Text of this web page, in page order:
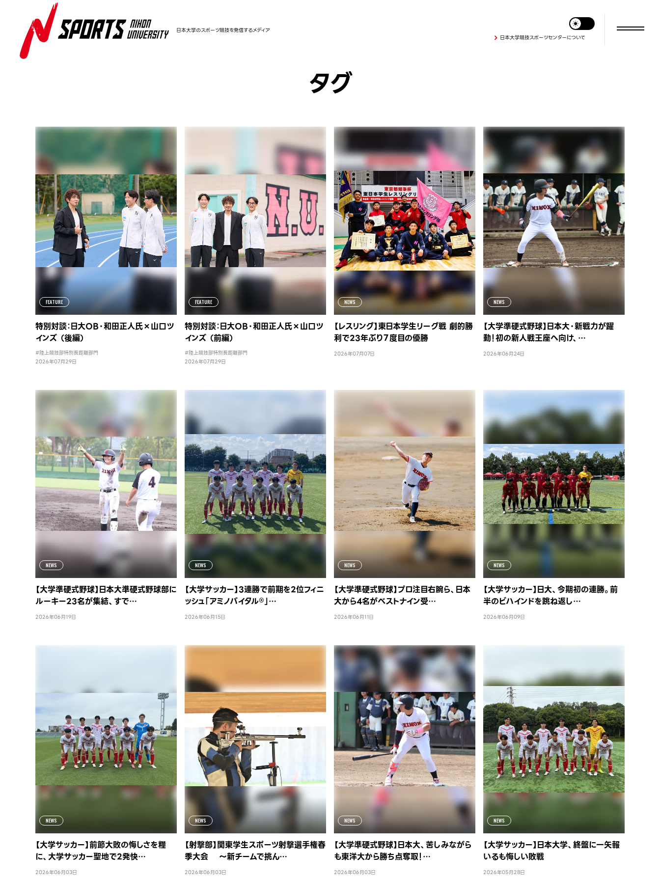
日本大学のスポーツ競技を発信するメディア
日本大学競技スポーツセンターについて
タグ
FEATURE
特別対談：日大OB・和田正人氏×山口ツ
インズ （後編）
#陸上競技部特別長距離部門
2026年07月29日
FEATURE
特別対談：日大OB・和田正人氏×山口ツ
インズ （前編）
#陸上競技部特別長距離部門
2026年07月29日
NEWS
【レスリング】東日本学生リーグ戦 劇的勝
利で23年ぶり７度目の優勝
2026年07月07日
NEWS
【大学準硬式野球】日本大・新戦力が躍
動！初の新人戦王座へ向け、…
2026年06月24日
NEWS
【大学準硬式野球】日本大準硬式野球部に
ルーキー23名が集結、すで…
2026年06月19日
NEWS
【大学サッカー】3連勝で前期を2位フィニ
ッシュ「アミノバイタル®」…
2026年06月15日
NEWS
【大学準硬式野球】プロ注目右腕ら、日本
大から4名がベストナイン受…
2026年06月11日
NEWS
【大学サッカー】日大、今期初の連勝。前
半のビハインドを跳ね返し…
2026年06月09日
NEWS
【大学サッカー】前節大敗の悔しさを糧
に、大学サッカー聖地で2発快…
2026年06月03日
NEWS
【射撃部】関東学生スポーツ射撃選手権春
季大会 ～新チームで挑ん…
2026年06月03日
NEWS
【大学準硬式野球】日本大、苦しみながら
も東洋大から勝ち点奪取！…
2026年06月03日
NEWS
【大学サッカー】日本大学、終盤に一矢報
いるも悔しい敗戦
2026年05月28日